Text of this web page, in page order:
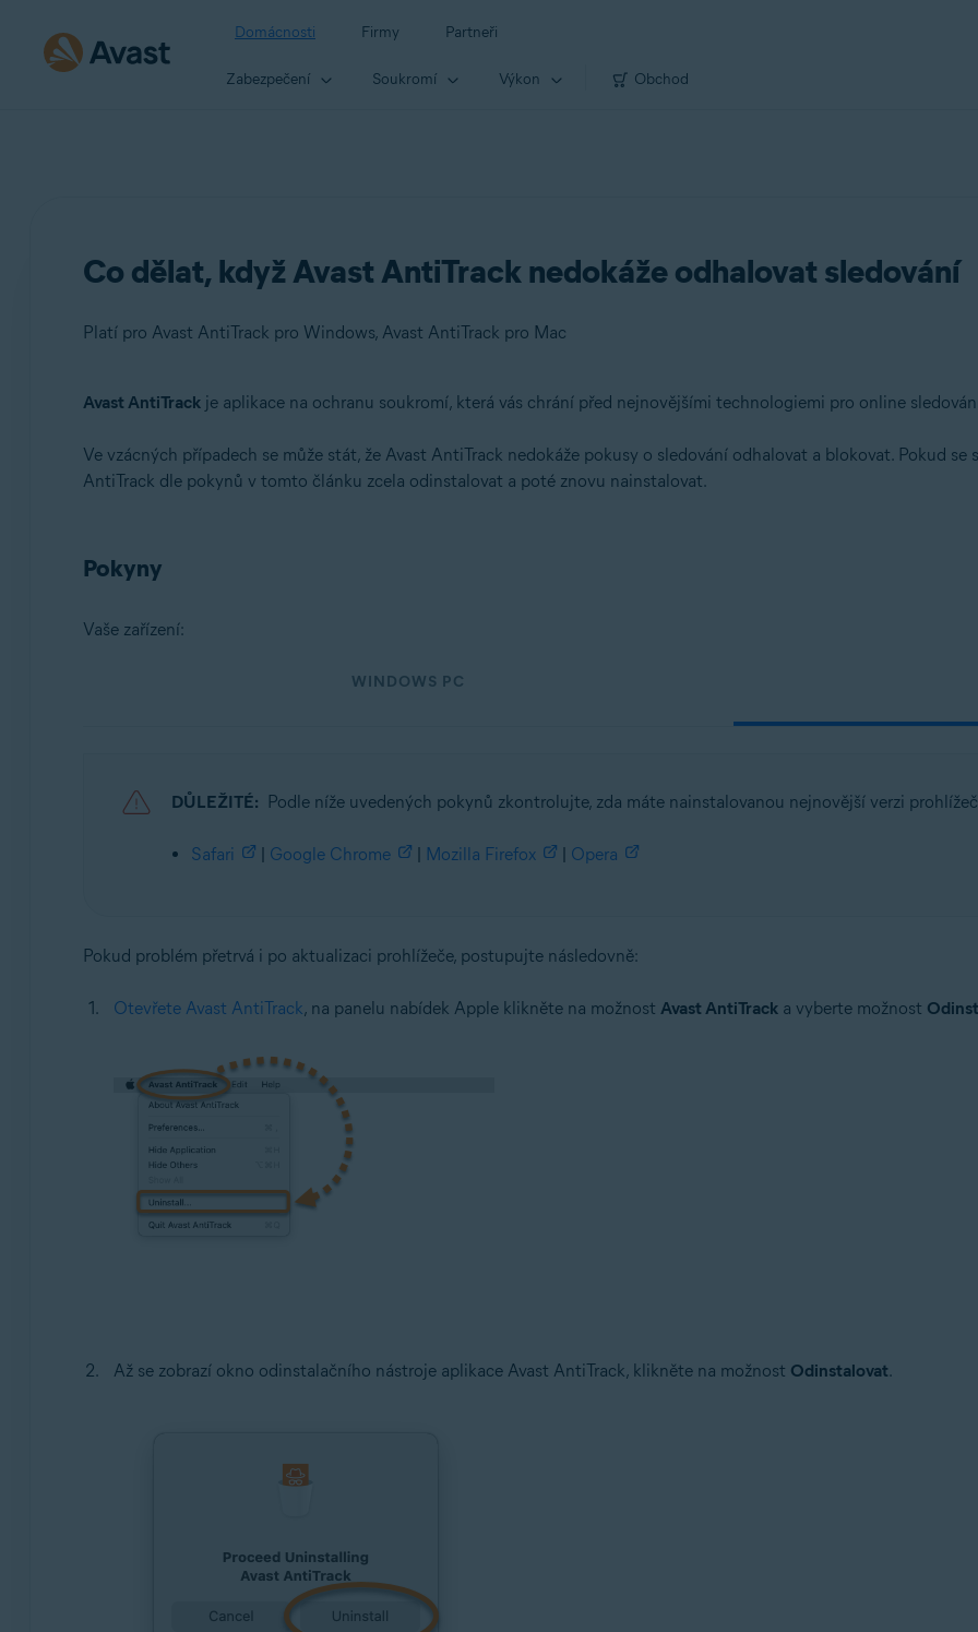
Domácnosti Firmy Partneři
Zabezpečení Soukromí Výkon Obchod
Co dělat, když Avast AntiTrack nedokáže odhalovat sledování
Platí pro Avast AntiTrack pro Windows, Avast AntiTrack pro Mac
Avast AntiTrack pro Windows 3.x
Avast AntiTrack pro Mac 1.x
Microsoft Windows 11 Home / Pro / Enterprise / Education
Apple macOS 10.14.x (Mojave)
Apple macOS 10.12.x (Sierra)
Avast AntiTrackje aplikace na ochranu soukromí, která vás chrání před nejnovějšími technologiemi pro online
Ve vzácných případech se může stát, že Avast AntiTrack nedokáže pokusy o sledování odhalovat a blokovat. Pokud
AntiTrack dle pokynů v tomto článku zcela odinstalovat a poté znovu nainstalovat.
Pokyny
Vaše zařízení:
WINDOWS PC
DŮLEŽITÉ: Podle níže uvedených pokynů zkontrolujte, zda máte nainstalovanou nejnovější verzi
Safari | Google Chrome | Mozilla Firefox | Opera
Pokud problém přetrvá i po aktualizaci prohlížeče, postupujte následovně:
Otevřete Avast AntiTrack, na panelu nabídek Apple klikněte na možnost Avast AntiTracka vyberte možnost
Až se zobrazí okno odinstalačního nástroje aplikace Avast AntiTrack, klikněte na možnost Odinstalovat.